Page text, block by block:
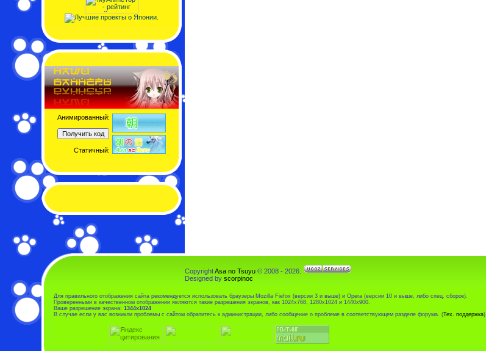
Анимированный:
Статичный:
CopyrightAsa no Tsuyu© 2008 - 2026.
Designed by scorpinoc
Для правильного отображения сайта рекомендуется использовать браузеры Mozilla Fiefox (версии 3 и выше) и Opera (версии 10 и выше, либо спец. сборок).
Проверенными в качественном отображении являются такие разрешения экранов, как 1024x768, 1280x1024 и 1440x900.
Ваше разрешение экрана: 1344x1024
В случае если у вас возникли проблемы с сайтом обратитесь к администрации, либо сообщение о проблеме в соответствующем разделе форума. (Тех. поддержка)